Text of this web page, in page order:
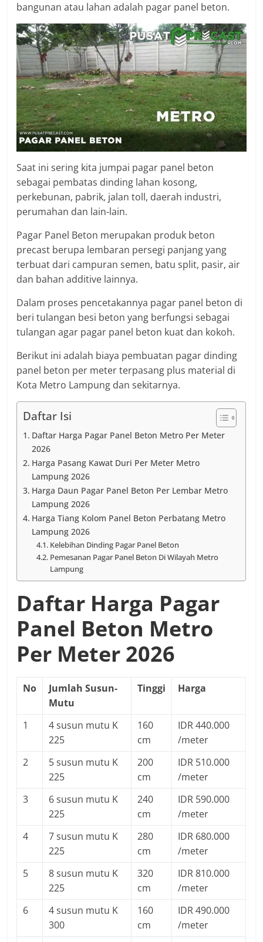
bangunan atau lahan adalah pagar panel beton.
Saat ini sering kita jumpai pagar panel beton
sebagai pembatas dinding lahan kosong,
perkebunan, pabrik, jalan toll, daerah industri,
perumahan dan lain-lain.
Pagar Panel Beton merupakan produk beton
precast berupa lembaran persegi panjang yang
terbuat dari campuran semen, batu split, pasir, air
dan bahan additive lainnya.
Dalam proses pencetakannya pagar panel beton di
beri tulangan besi beton yang berfungsi sebagai
tulangan agar pagar panel beton kuat dan kokoh.
Berikut ini adalah biaya pembuatan pagar dinding
panel beton per meter terpasang plus material di
Kota Metro Lampung dan sekitarnya.
Daftar Isi
Daftar Harga Pagar Panel Beton Metro Per Meter
2026
Harga Pasang Kawat Duri Per Meter Metro
Lampung 2026
Harga Daun Pagar Panel Beton Per Lembar Metro
Lampung 2026
Harga Tiang Kolom Panel Beton Perbatang Metro
Lampung 2026
Kelebihan Dinding Pagar Panel Beton
Pemesanan Pagar Panel Beton Di Wilayah Metro
Lampung
Daftar Harga Pagar
Panel Beton Metro
Per Meter 2026
No
Jumlah Susun-
Mutu
Tinggi Harga
1
4 susun mutu K
225
160
cm
IDR 440.000
/meter
2
5 susun mutu K
225
200
cm
IDR 510.000
/meter
3
6 susun mutu K
225
240
cm
IDR 590.000
/meter
4
7 susun mutu K
225
280
cm
IDR 680.000
/meter
5
8 susun mutu K
225
320
cm
IDR 810.000
/meter
6
4 susun mutu K
300
160
cm
IDR 490.000
/meter